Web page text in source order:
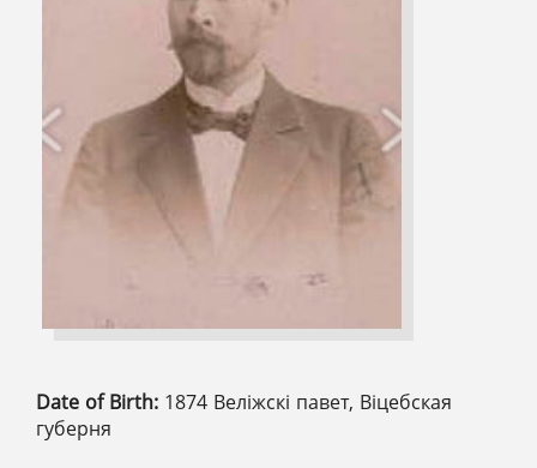
Date of Birth: 1874 Веліжскі павет, Віцебская
губерня